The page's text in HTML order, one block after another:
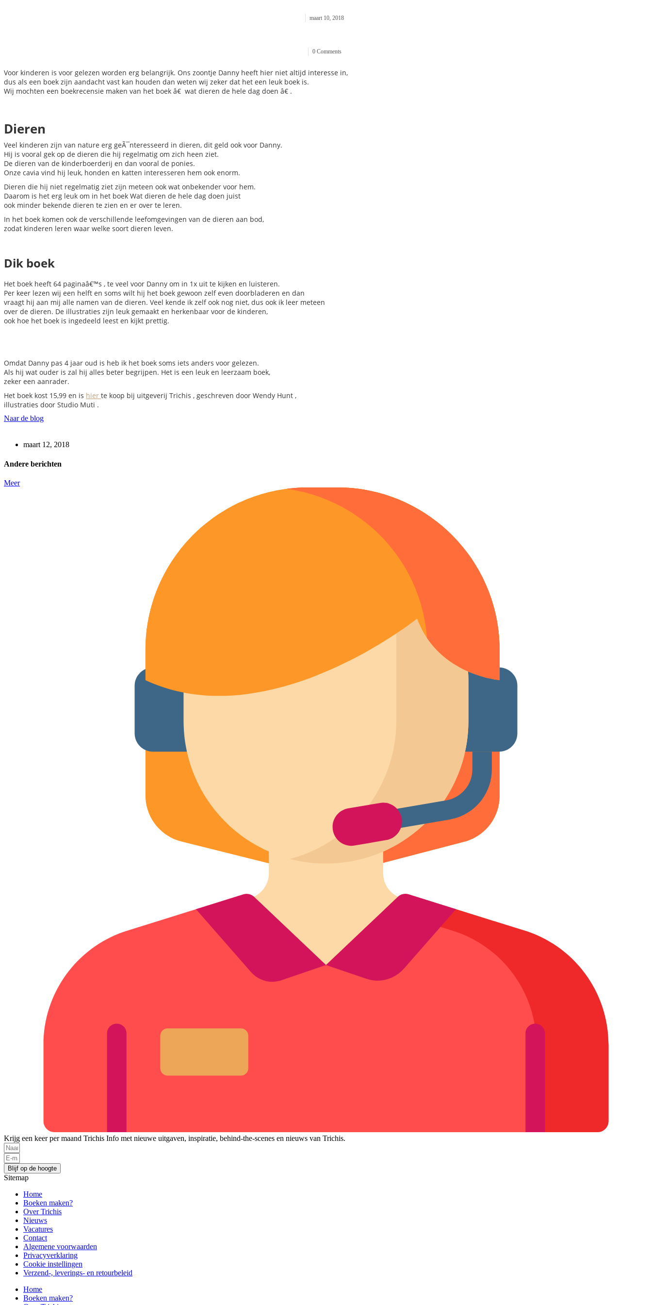
maart 10, 2018
0 Comments
Voor kinderen is voor gelezen worden erg belangrijk. Ons zoontje Danny heeft hier niet altijd interesse in,
dus als een boek zijn aandacht vast kan houden dan weten wij zeker dat het een leuk boek is.
Wij mochten een boekrecensie maken van het boek â€ wat dieren de hele dag doen â€ .
Dieren
Veel kinderen zijn van nature erg geÃ¯nteresseerd in dieren, dit geld ook voor Danny.
Hij is vooral gek op de dieren die hij regelmatig om zich heen ziet.
De dieren van de kinderboerderij en dan vooral de ponies.
Onze cavia vind hij leuk, honden en katten interesseren hem ook enorm.
Dieren die hij niet regelmatig ziet zijn meteen ook wat onbekender voor hem.
Daarom is het erg leuk om in het boek Wat dieren de hele dag doen juist
ook minder bekende dieren te zien en er over te leren.
In het boek komen ook de verschillende leefomgevingen van de dieren aan bod,
zodat kinderen leren waar welke soort dieren leven.
Dik boek
Het boek heeft 64 paginaâ€™s , te veel voor Danny om in 1x uit te kijken en luisteren.
Per keer lezen wij een helft en soms wilt hij het boek gewoon zelf even doorbladeren en dan
vraagt hij aan mij alle namen van de dieren. Veel kende ik zelf ook nog niet, dus ook ik leer meteen
over de dieren. De illustraties zijn leuk gemaakt en herkenbaar voor de kinderen,
ook hoe het boek is ingedeeld leest en kijkt prettig.
Omdat Danny pas 4 jaar oud is heb ik het boek soms iets anders voor gelezen.
Als hij wat ouder is zal hij alles beter begrijpen. Het is een leuk en leerzaam boek,
zeker een aanrader.
Het boek kost 15,99 en is hier te koop bij uitgeverij Trichis , geschreven door Wendy Hunt ,
illustraties door Studio Muti .
Naar de blog
maart 12, 2018
Andere berichten
Meer
Krijg een keer per maand Trichis Info met nieuwe uitgaven, inspiratie, behind-the-scenes en nieuws van Trichis.
Blijf op de hoogte
Sitemap
Home
Boeken maken?
Over Trichis
Nieuws
Vacatures
Contact
Algemene voorwaarden
Privacyverklaring
Cookie instellingen
Verzend-, leverings- en retourbeleid
Home
Boeken maken?